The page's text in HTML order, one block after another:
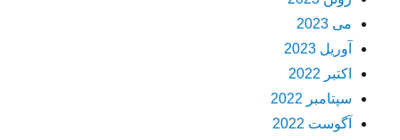
می 2023
آوریل 2023
اکتبر 2022
سپتامبر 2022
آگوست 2022